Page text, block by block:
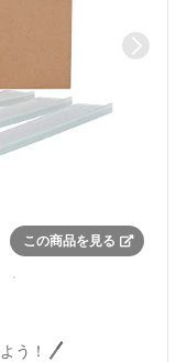
この商品を見る
う！